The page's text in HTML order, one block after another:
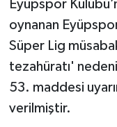
Eyüpspor
oynanan
Süper Lig
tezahüratı'
53. maddesi
verilmiştir.